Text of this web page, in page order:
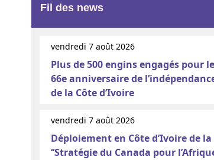
Fil des news
vendredi 7 août 2026
Plus de 500 engins engagés pour le
66e anniversaire de
de la Côte d’Ivoire
vendredi 7 août 2026
Déploiement en Côte d’Ivoire de la
‘‘Stratégie du Canada pour